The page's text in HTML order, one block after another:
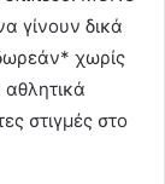
γίνουν δικά
χωρίς
στιγμές στο